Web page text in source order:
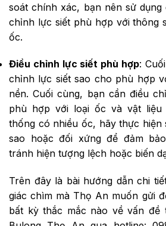
soát chính xác, bạn nên sử
chỉnh lực siết phù hợp với thông
ốc.
Điều chỉnh lực siết phù hợp:
chỉnh lực siết sao cho phù hợp
nền. Cuối cùng, bạn cần điều
phù hợp với loại ốc và vật liệu
thống có nhiều ốc, hãy thực
sao hoặc đối xứng để đảm
tránh hiện tượng lệch hoặc biến
Trên đây là bài hướng dẫn chi
giác chìm mà Thọ An muốn gửi
bất kỳ thắc mắc nào về vấn đề